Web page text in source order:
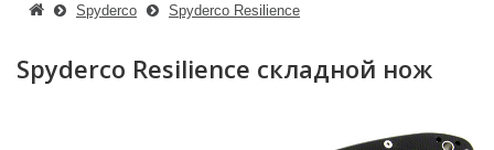
Spyderco Spyderco Resilience
Spyderco Resilience складной нож